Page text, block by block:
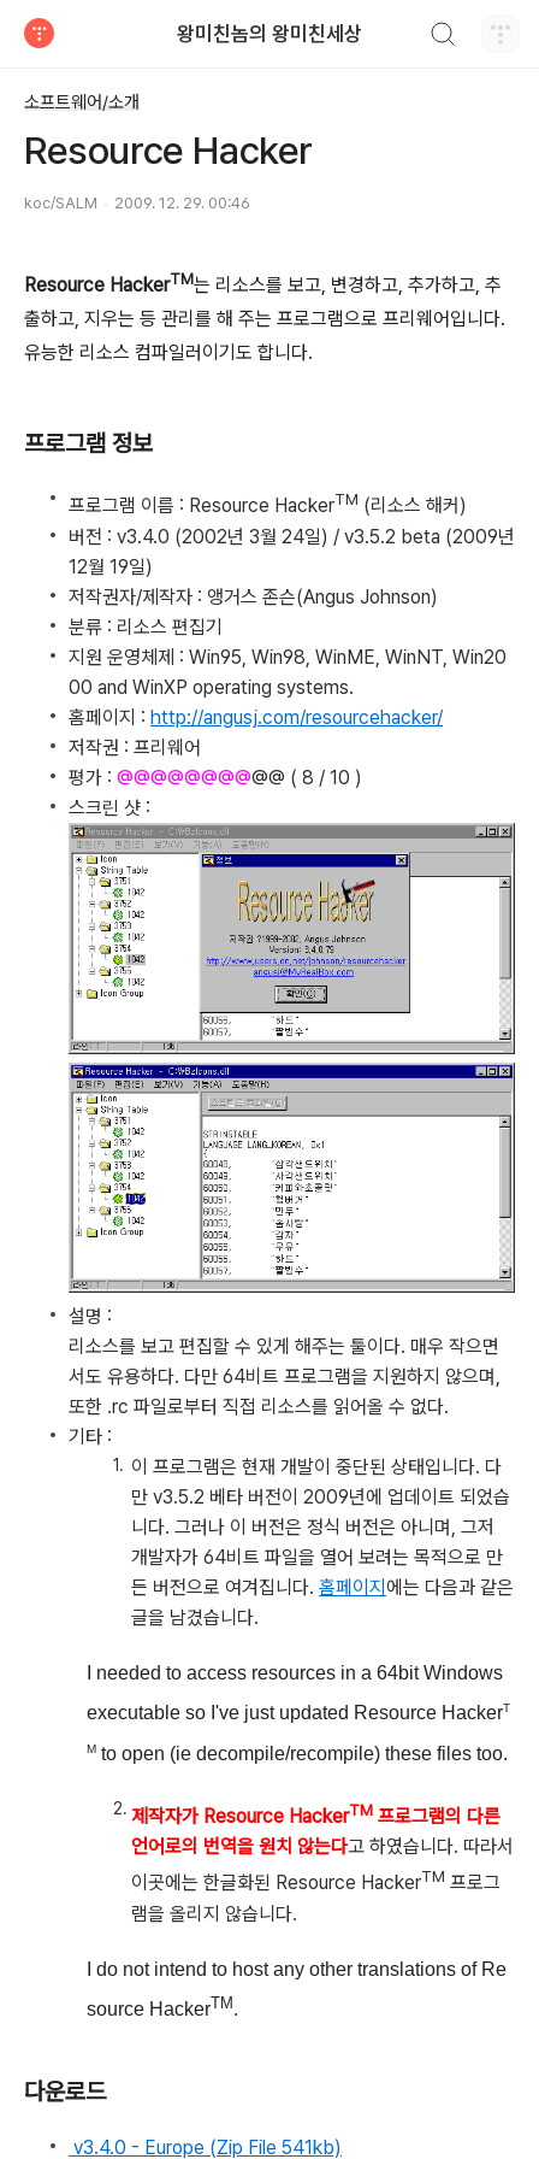
왕미친놈의 왕미친세상
소프트웨어/소개
Resource Hacker
koc/SALM 2009. 12. 29. 00:46
Resource HackerTM는 리소스를 보고, 변경하고, 추가하고, 추
출하고, 지우는 등 관리를 해 주는 프로그램으로 프리웨어입니다.
유능한 리소스 컴파일러이기도 합니다.
프로그램 정보
프로그램 이름 : Resource HackerTM (리소스 해커)
버전 : v3.4.0 (2002년 3월 24일) / v3.5.2 beta (2009년
12월 19일)
저작권자/제작자 : 앵거스 존슨(Angus Johnson)
분류 : 리소스 편집기
지원 운영체제 : Win95, Win98, WinME, WinNT, Win20
00 and WinXP operating systems.
홈페이지 : http://angusj.com/resourcehacker/
저작권 : 프리웨어
평가 : @@@@@@@@@@ ( 8 / 10 )
스크린 샷 :
설명 :
리소스를 보고 편집할 수 있게 해주는 툴이다. 매우 작으면
서도 유용하다. 다만 64비트 프로그램을 지원하지 않으며,
또한 .rc 파일로부터 직접 리소스를 읽어올 수 없다.
기타 :
이 프로그램은 현재 개발이 중단된 상태입니다. 다
만 v3.5.2 베타 버전이 2009년에 업데이트 되었습
니다. 그러나 이 버전은 정식 버전은 아니며, 그저
개발자가 64비트 파일을 열어 보려는 목적으로 만
든 버전으로 여겨집니다. 홈페이지 에는 다음과 같은
글을 남겼습니다.
I needed to access resources in a 64bit Windows
executable so I've just updated Resource HackerT
M to open (ie decompile/recompile) these files too.
제작자가 Resource HackerTM 프로그램의 다른
언어로의 번역을 원치 않는다고 하였습니다. 따라서
이곳에는 한글화된 Resource HackerTM 프로그
램을 올리지 않습니다.
I do not intend to host any other translations of Re
source HackerTM.
다운로드
v3.4.0 - Europe (Zip File 541kb)